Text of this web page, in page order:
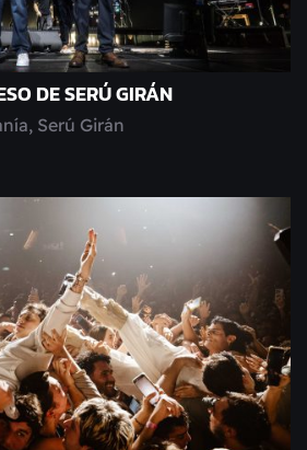
DE SERÚ GIRÁN
Serú Girán